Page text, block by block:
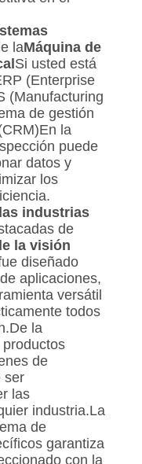
laMáquina de
Si usted está
(Enterprise
(Manufacturing
de gestión
la
puede
datos y
los
industrias
de
la visión
diseñado
aplicaciones,
versátil
todos
la
de
ser
las
industria.La
de
garantiza
con la